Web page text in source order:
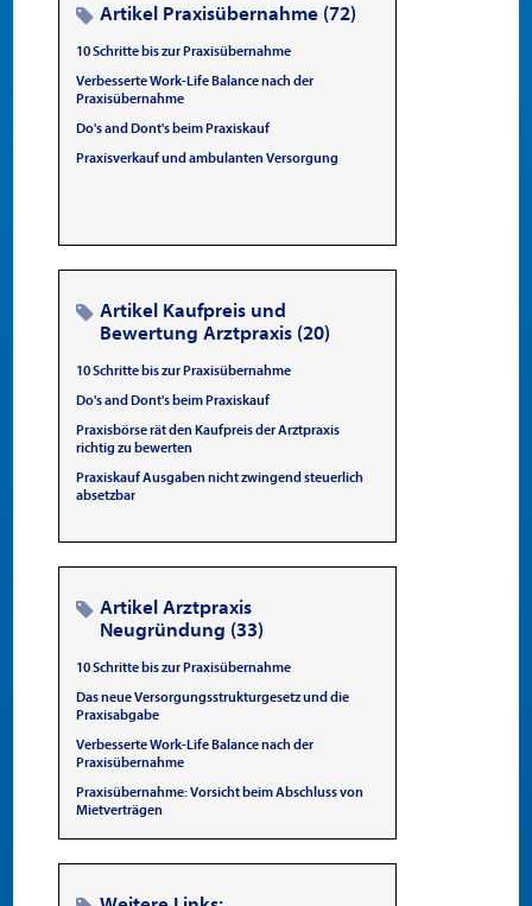
Artikel Praxisübernahme (72)
10 Schritte bis zur Praxisübernahme
Verbesserte Work-Life Balance nach der
Praxisübernahme
Do's and Dont's beim Praxiskauf
Praxisverkauf und ambulanten Versorgung
Artikel Kaufpreis und
Bewertung Arztpraxis (20)
10 Schritte bis zur Praxisübernahme
Do's and Dont's beim Praxiskauf
Praxisbörse rät den Kaufpreis der Arztpraxis
richtig zu bewerten
Praxiskauf Ausgaben nicht zwingend steuerlich
absetzbar
Artikel Arztpraxis
Neugründung (33)
10 Schritte bis zur Praxisübernahme
Das neue Versorgungsstrukturgesetz und die
Praxisabgabe
Verbesserte Work-Life Balance nach der
Praxisübernahme
Praxisübernahme: Vorsicht beim Abschluss von
Mietverträgen